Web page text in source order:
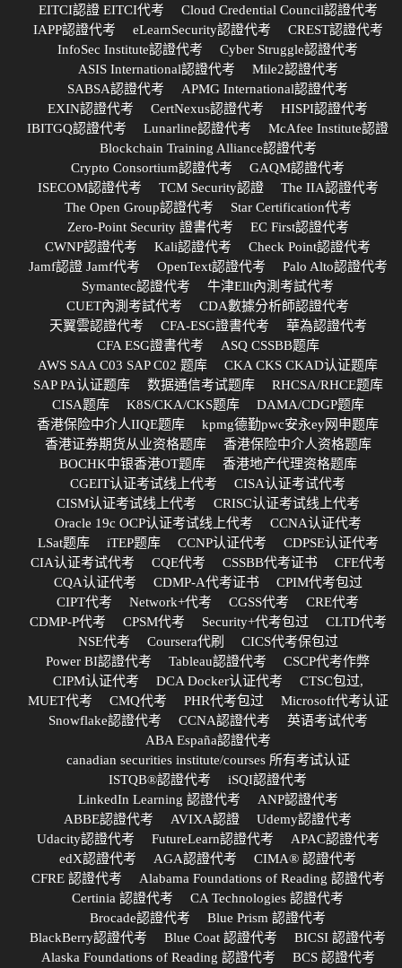
EITCI認證 EITCI代考
Cloud Credential Council認證代考
IAPP認證代考
eLearnSecurity認證代考
CREST認證代考
InfoSec Institute認證代考
Cyber Struggle認證代考
ASIS International認證代考
Mile2認證代考
SABSA認證代考
APMG International認證代考
EXIN認證代考
CertNexus認證代考
HISPI認證代考
IBITGQ認證代考
Lunarline認證代考
McAfee Institute認證
Blockchain Training Alliance認證代考
Crypto Consortium認證代考
GAQM認證代考
ISECOM認證代考
TCM Security認證
The IIA認證代考
The Open Group認證代考
Star Certification代考
Zero-Point Security 證書代考
EC First認證代考
CWNP認證代考
Kali認證代考
Check Point認證代考
Jamf認證 Jamf代考
OpenText認證代考
Palo Alto認證代考
Symantec認證代考
牛津Ellt內測考試代考
CUET內測考試代考
CDA數據分析師認證代考
天翼雲認證代考
CFA-ESG證書代考
華為認證代考
CFA ESG證書代考
ASQ CSSBB题库
AWS SAA C03 SAP C02 题库
CKA CKS CKAD认证题库
SAP PA认证题库
数据通信考试题库
RHCSA/RHCE题库
CISA题库
K8S/CKA/CKS题库
DAMA/CDGP题库
香港保险中介人IIQE题库
kpmg德勤pwc安永ey网申题库
香港证券期货从业资格题库
香港保险中介人资格题库
BOCHK中银香港OT题库
香港地产代理资格题库
CGEIT认证考试线上代考
CISA认证考试代考
CISM认证考试线上代考
CRISC认证考试线上代考
Oracle 19c OCP认证考试线上代考
CCNA认证代考
LSat题库
iTEP题库 CCNP认证代考
CDPSE认证代考
CIA认证考试代考
CQE代考 CSSBB代考证书
CFE代考
CQA认证代考
CDMP-A代考证书
CPIM代考包过
CIPT代考
Network+代考 CGSS代考
CRE代考
CDMP-P代考
CPSM代考 Security+代考包过
CLTD代考
NSE代考
Coursera代刷
CICS代考保包过
Power BI認證代考
Tableau認證代考
CSCP代考作弊
CIPM认证代考
DCA Docker认证代考
CTSC包过,
MUET代考
CMQ代考 PHR代考包过
Microsoft代考认证
Snowflake認證代考
CCNA認證代考
英语考试代考
ABA España認證代考
canadian securities institute/courses 所有考试认证
ISTQB®認證代考
iSQI認證代考
LinkedIn Learning 認證代考
ANP認證代考
ABBE認證代考
AVIXA認證
Udemy認證代考
Udacity認證代考
FutureLearn認證代考
APAC認證代考
edX認證代考
AGA認證代考
CIMA® 認證代考
CFRE 認證代考
Alabama Foundations of Reading 認證代考
Certinia 認證代考
CA Technologies 認證代考
Brocade認證代考
Blue Prism 認證代考
BlackBerry認證代考
Blue Coat 認證代考
BICSI 認證代考
Alaska Foundations of Reading 認證代考
BCS 認證代考